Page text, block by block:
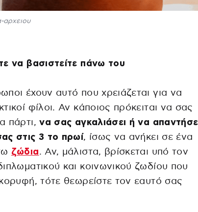
αρχειου
να βασιστείτε πάνω του
έχουν αυτό που χρειάζεται για να
φίλοι. Αν κάποιος πρόκειται να σας
πάρτι, να σας αγκαλιάσει ή να
στις 3 το πρωί, ίσως να ανήκει σε ένα
ζώδια. Αν, μάλιστα, βρίσκεται υπό τον
και κοινωνικού ζωδίου που
τότε θεωρείστε τον εαυτό σας